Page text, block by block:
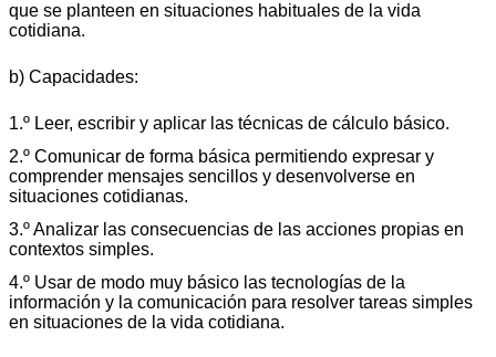
que se planteen en situaciones habituales de la vida
cotidiana.
b) Capacidades:
1.º Leer, escribir y aplicar las técnicas de cálculo básico.
2.º Comunicar de forma básica permitiendo expresar y
comprender mensajes sencillos y desenvolverse en
situaciones cotidianas.
3.º Analizar las consecuencias de las acciones propias en
contextos simples.
4.º Usar de modo muy básico las tecnologías de la
información y la comunicación para resolver tareas simples
en situaciones de la vida cotidiana.